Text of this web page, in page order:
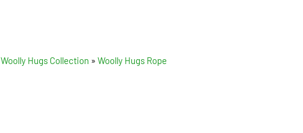
Woolly Hugs Collection » Woolly Hugs Rope